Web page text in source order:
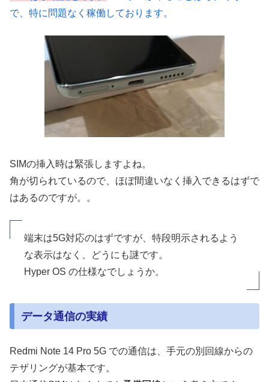
で、特に問題なく稼働しております。
SIMの挿入時は緊張しますよね。
角が切られているので、ほぼ間違いなく挿入できるはずで
はあるのですが。。
端末は5G対応のはずですが、特段明示されるよう
な表示はなく、どうにも謎です。
Hyper OS の仕様なでしょうか。
データ通信の実績
Redmi Note 14 Pro 5G での通信は、手元の別回線からの
テザリングが基本です。